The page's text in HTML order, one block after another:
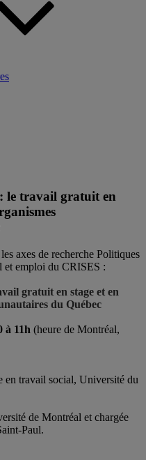
le travail gratuit en
axes de recherche Politiques
et emploi du CRISES :
gratuit en stage et en
du Québec
à 11h (heure de Montréal,
en travail social, Université du
de Montréal et chargée
Paul.